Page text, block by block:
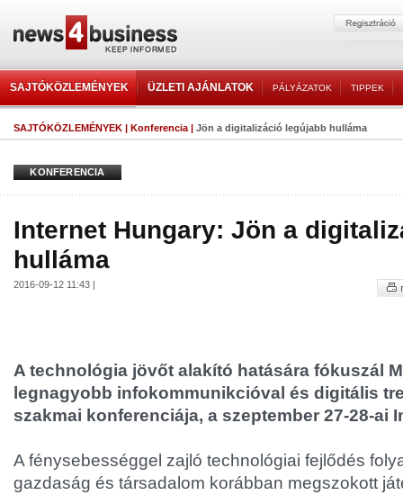
SAJTÓKÖZLEMÉNYEK ÜZLETI AJÁNLATOK PÁLYÁZATOK TIPPEK
SAJTÓKÖZLEMÉNYEK | Konferencia | Jön a digitalizáció legújabb hulláma
KONFERENCIA
Internet Hungary: Jön a
hulláma
2016-09-12 11:43 |
A technológia jövőt alakító hatására fókuszál
legnagyobb infokommunikcióval és digitális
szakmai konferenciája, a szeptember 27-28-ai
A fénysebességgel zajló technológiai fejlődés
gazdaság és társadalom korábban megszokott